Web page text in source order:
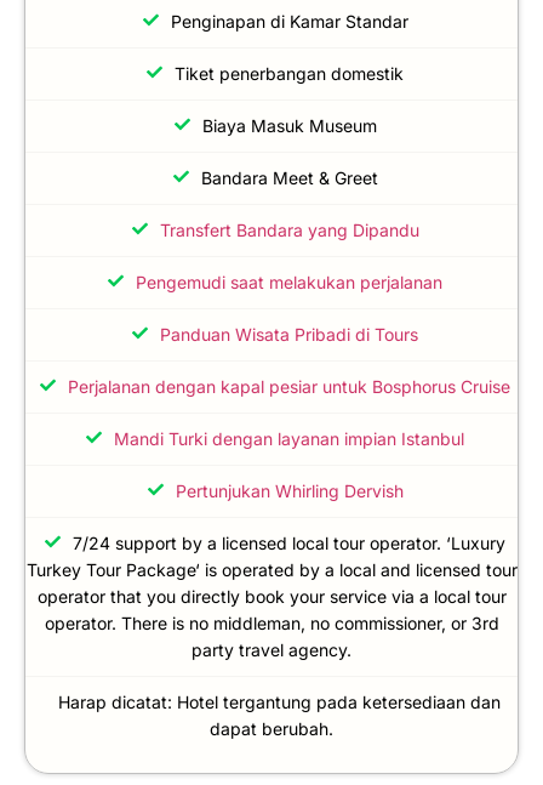
Penginapan di Kamar Standar
Tiket penerbangan domestik
Biaya Masuk Museum
Bandara Meet & Greet
Transfert Bandara yang Dipandu
Pengemudi saat melakukan perjalanan
Panduan Wisata Pribadi di Tours
Perjalanan dengan kapal pesiar untuk Bosphorus Cruise
Mandi Turki dengan layanan impian Istanbul
Pertunjukan Whirling Dervish
7/24 support by a licensed local tour operator. ‘Luxury
Turkey Tour Package‘ is operated by a local and licensed tour
operator that you directly book your service via a local tour
operator. There is no middleman, no commissioner, or 3rd
party travel agency.
Harap dicatat: Hotel tergantung pada ketersediaan dan
dapat berubah.